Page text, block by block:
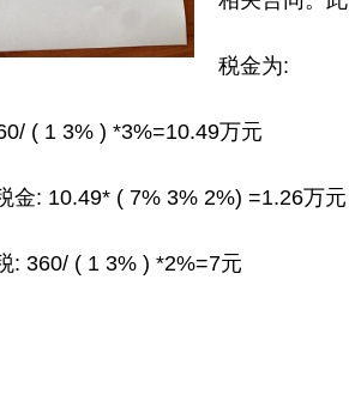
税金为:
( 1 3% ) *3%=10.49万元
金: 10.49* ( 7% 3% 2%) =1.26万元
: 360/ ( 1 3% ) *2%=7元